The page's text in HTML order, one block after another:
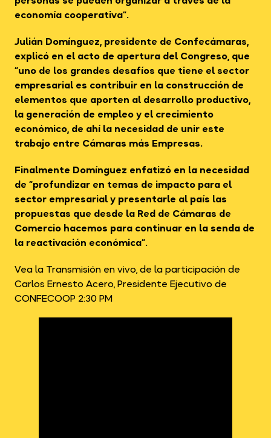
economía cooperativa”.
Julián Domínguez, presidente de Confecámaras,
explicó en el acto de apertura del Congreso, que
“uno de los grandes desafíos que tiene el sector
empresarial es contribuir en la construcción de
elementos que aporten al desarrollo productivo,
la generación de empleo y el crecimiento
económico, de ahí la necesidad de unir este
trabajo entre Cámaras más Empresas.
Finalmente Domínguez enfatizó en la necesidad
de “profundizar en temas de impacto para el
sector empresarial y presentarle al país las
propuestas que desde la Red de Cámaras de
Comercio hacemos para continuar en la senda de
la reactivación económica”.
Vea la Transmisión en vivo, de la participación de
Carlos Ernesto Acero, Presidente Ejecutivo de
CONFECOOP 2:30 PM